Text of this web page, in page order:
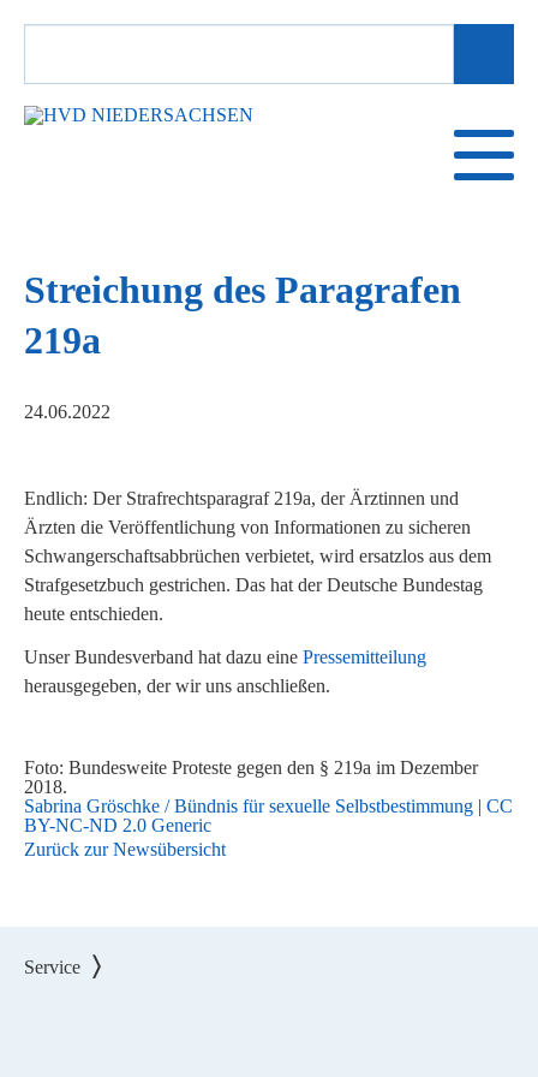
SUCHBEGRIFFE
Streichung des Paragrafen
219a
24.06.2022
Endlich: Der Strafrechtsparagraf 219a, der Ärztinnen und
Ärzten die Veröffentlichung von Informationen zu sicheren
Schwangerschaftsabbrüchen verbietet, wird ersatzlos aus dem
Strafgesetzbuch gestrichen. Das hat der Deutsche Bundestag
heute entschieden.
Unser Bundesverband hat dazu eine Pressemitteilung
herausgegeben, der wir uns anschließen.
Foto: Bundesweite Proteste gegen den § 219a im Dezember
2018.
Sabrina Gröschke / Bündnis für sexuelle Selbstbestimmung | CC
BY-NC-ND 2.0 Generic
Zurück zur Newsübersicht
Service